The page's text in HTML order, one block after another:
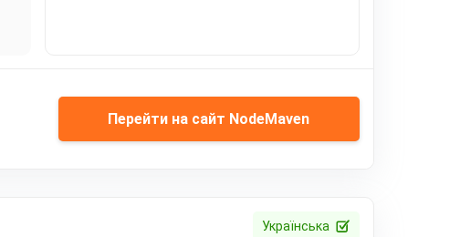
Перейти на сайт NodeMaven
Українська